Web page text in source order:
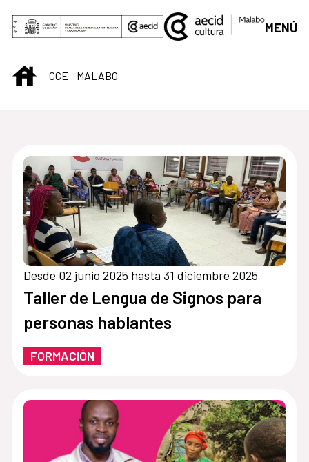
Saltar al contenido principal
MENÚ
INICIOCCE - MALABO
Desde 02 junio 2025 hasta 31 diciembre 2025
Taller de Lengua de Signos para
personas hablantes
FORMACIÓN